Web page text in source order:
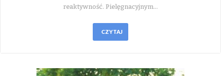
reaktywność. Pielęgnacyjnym…
CZYTAJ